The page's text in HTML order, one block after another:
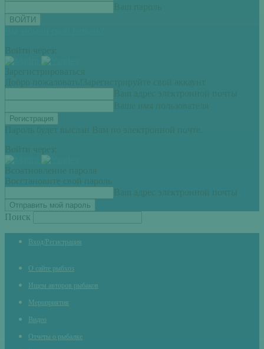
Ваш пароль
Войти через:
Зарегистрироваться
Добро пожаловать! Зарегистрируйте свой аккаунт
Ваш адрес электронной почты
Ваше имя пользователя
Пароль будет выслан Вам по электронной почте.
Войти через:
Всоатновление пароля
Восстановите свой пароль
Ваш адрес электронной почты
Поиск
Вход/Регистрация
О сайте рыбхоз
Ищем авторов рыбаков
Мероприятия
Видео
Отчеты о рыбалке